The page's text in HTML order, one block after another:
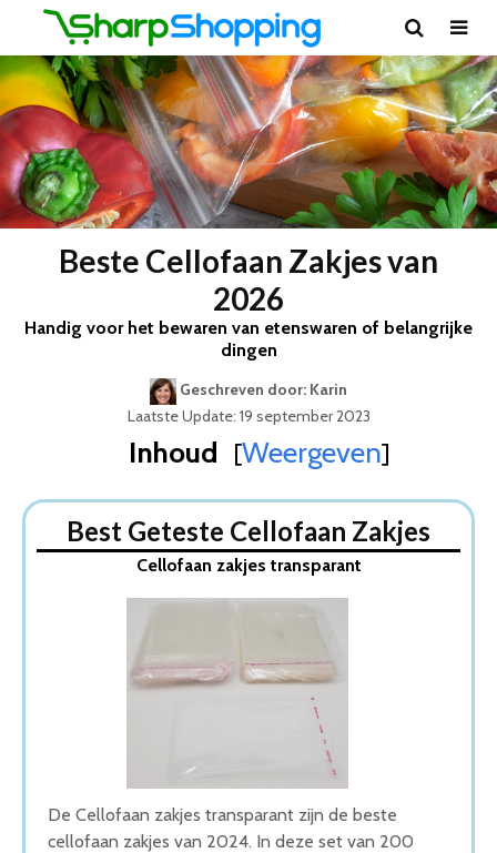
Beste Cellofaan Zakjes van
2026
Handig voor het bewaren van etenswaren of belangrijke
dingen
Geschreven door: Karin
Laatste Update: 19 september 2023
Inhoud [Weergeven]
1. Cellofaan zakjes transparant
2. Pak met 25 doorzichtige cellofaan zakjes
3. Cellofaan zakjes 200 stuks
4. Creotime Cellofaan Zakjes
5. Cellofaan zakjes met plakstrip
Wat is de beste Cellofaan Zakjes van 2026
3. Goede Prijs-Kwaliteit Cellofaan Zakjes
4. Goede Budget Cellofaan Zakjes
5. Beste Budget Cellofaan Zakjes van 2026
Conclusie
Best Geteste Cellofaan Zakjes
Cellofaan zakjes transparant
De Cellofaan zakjes transparant zijn de beste
cellofaan zakjes van 2024. In deze set van 200